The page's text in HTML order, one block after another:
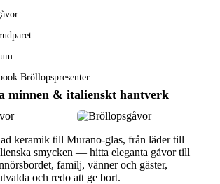
Bröllopspresenter
minnen & italienskt hantverk
keramik till Murano-glas, från läder till
smycken — hitta eleganta gåvor till
familj, vänner och gäster,
och redo att ge bort.